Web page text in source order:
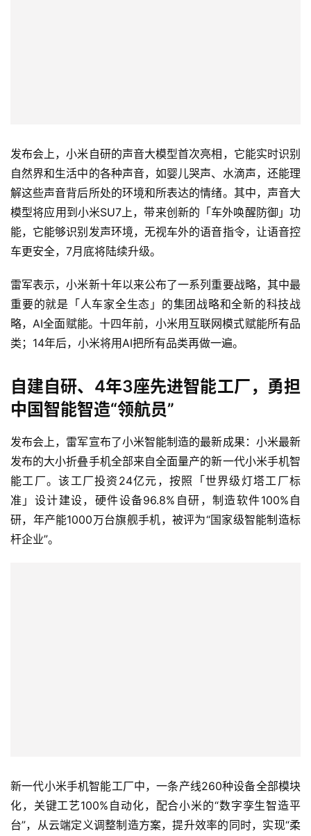
源
发布会上，小米自研的声音大模型首次亮相，它能实时识别
自然界和生活中的各种声音，如婴儿哭声、水滴声，还能理
解这些声音背后所处的环境和所表达的情绪。其中，声音大
模型将应用到小米SU7上，带来创新的「车外唤醒防御」功
能，它能够识别发声环境，无视车外的语音指令，让语音控
车更安全，7月底将陆续升级。
雷军表示，小米新十年以来公布了一系列重要战略，其中最
重要的就是「人车家全生态」的集团战略和全新的科技战
略，AI全面赋能。十四年前，小米用互联网模式赋能所有品
类；14年后，小米将用AI把所有品类再做一遍。
自建自研、4年3座先进智能工厂，勇担
中国智能智造“领航员”
发布会上，雷军宣布了小米智能制造的最新成果：小米最新
发布的大小折叠手机全部来自全面量产的新一代小米手机智
能工厂。该工厂投资24亿元，按照「世界级灯塔工厂标
准」设计建设，硬件设备96.8%自研，制造软件100%自
研，年产能1000万台旗舰手机，被评为“国家级智能制造标
杆企业”。
新一代小米手机智能工厂中，一条产线260种设备全部模块
化，关键工艺100%自动化，配合小米的“数字孪生智造平
台”，从云端定义调整制造方案，提升效率的同时，实现“柔